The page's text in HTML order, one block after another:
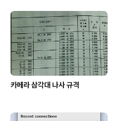
카메라 삼각대 나사 규격